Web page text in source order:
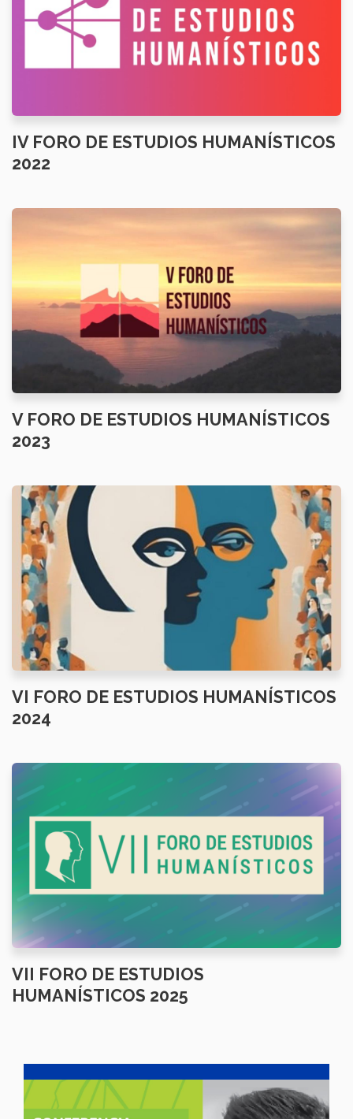
IV FORO DE ESTUDIOS HUMANÍSTICOS
2022
V FORO DE ESTUDIOS HUMANÍSTICOS
2023
VI FORO DE ESTUDIOS HUMANÍSTICOS
2024
VII FORO DE ESTUDIOS
HUMANÍSTICOS 2025